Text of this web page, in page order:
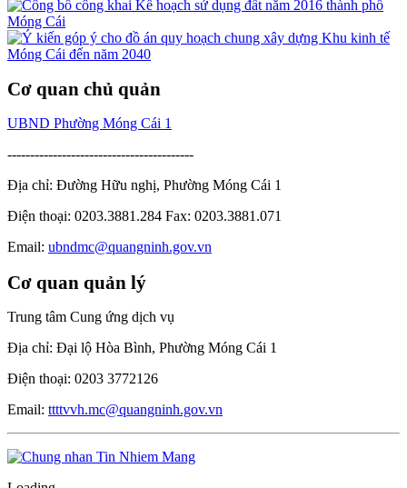
Cơ quan chủ quản
UBND Phường Móng Cái 1
-----------------------------------------
Địa chỉ: Đường Hữu nghị, Phường Móng Cái 1
Điện thoại: 0203.3881.284 Fax: 0203.3881.071
Email: ubndmc@quangninh.gov.vn
Cơ quan quản lý
Trung tâm Cung ứng dịch vụ
Địa chỉ: Đại lộ Hòa Bình, Phường Móng Cái 1
Điện thoại: 0203 3772126
Email: ttttvvh.mc@quangninh.gov.vn